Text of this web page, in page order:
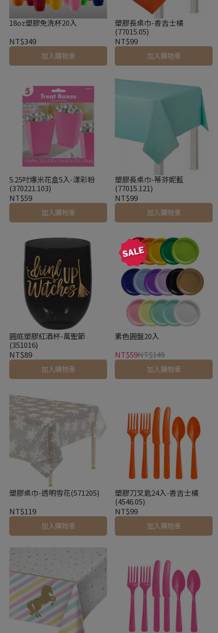
18oz塑膠免洗杯20入
NT$349
加入購物車
塑膠長桌巾-香吉士橘
(77015.05)
NT$99
加入購物車
5.25吋爆米花盒5入-漾彩粉
(370221.103)
NT$59
加入購物車
塑膠長桌巾-蒂芬妮藍
(77015.121)
NT$99
加入購物車
圓底塑膠紅酒杯-萬聖節
(351016)
NT$89
加入購物車
素色圓盤20入
NT$59NT$149
加入購物車
塑膠桌巾-透明雪花(571205)
NT$119
加入購物車
塑膠刀叉匙24入-香吉士橘
(4546.05)
NT$99
加入購物車